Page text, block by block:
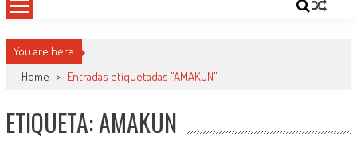
You are here
Home > Entradas etiquetadas "AMAKUN"
ETIQUETA: AMAKUN